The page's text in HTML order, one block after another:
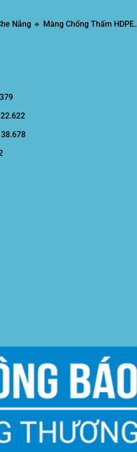
Nắng 🔹 Màng Chống Thấm